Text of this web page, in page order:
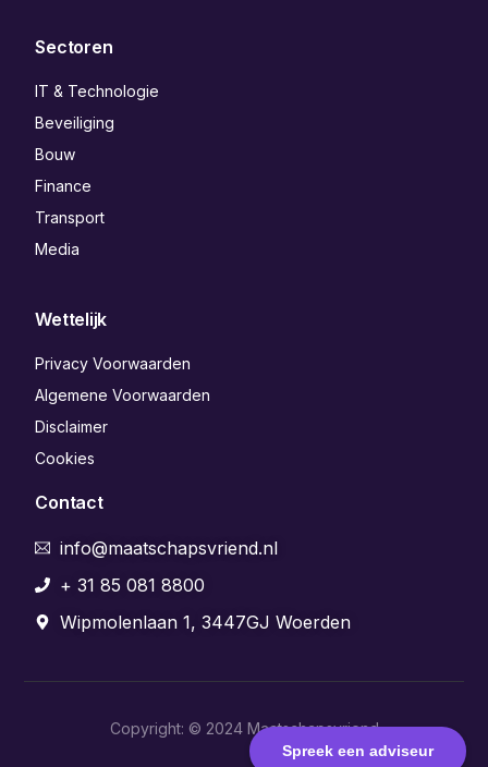
Spreek een adviseur
Sectoren
IT & Technologie
Beveiliging
Bouw
Finance
Transport
Media
Wettelijk
Privacy Voorwaarden
Algemene Voorwaarden
Disclaimer
Cookies
Contact
info@maatschapsvriend.nl
+ 31 85 081 8800
Wipmolenlaan 1, 3447GJ Woerden
Copyright: © 2024 Maatschapsvriend
Aanmelden